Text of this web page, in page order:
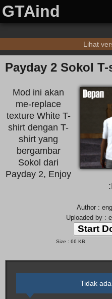
GTAind
Lihat
Payday 2 Sokol
Mod ini akan
me-replace
texture White T-
shirt dengan T-
shirt yang
bergambar
Sokol dari
Payday 2, Enjoy
Author :
Uploaded by :
Start
Size : 66 KB
Tidak